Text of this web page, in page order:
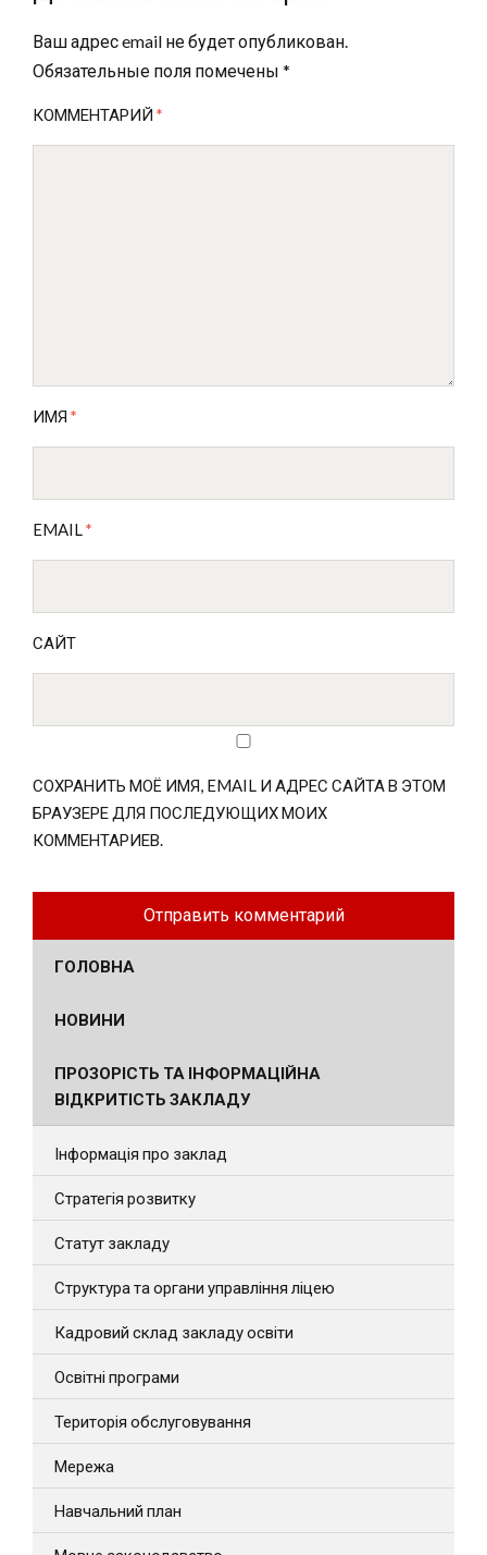
Ваш адрес email не будет опубликован.
Обязательные поля помечены *
КОММЕНТАРИЙ *
ИМЯ *
EMAIL*
САЙТ
СОХРАНИТЬ МОЁ ИМЯ, EMAIL И АДРЕС САЙТА В ЭТОМ
БРАУЗЕРЕ ДЛЯ ПОСЛЕДУЮЩИХ МОИХ
КОММЕНТАРИЕВ.
ГОЛОВНА
НОВИНИ
ПРОЗОРІСТЬ ТА ІНФОРМАЦІЙНА
ВІДКРИТІСТЬ ЗАКЛАДУ
Інформація про заклад
Стратегія розвитку
Статут закладу
Структура та органи управління ліцею
Кадровий склад закладу освіти
Освітні програми
Територія обслуговування
Мережа
Навчальний план